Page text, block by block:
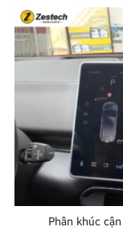
Phân khúc